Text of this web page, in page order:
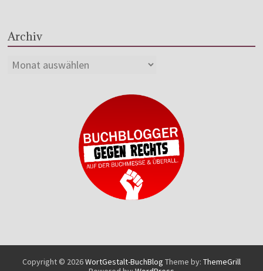
Archiv
Copyright © 2026WortGestalt-BuchBlog Theme by: ThemeGrill